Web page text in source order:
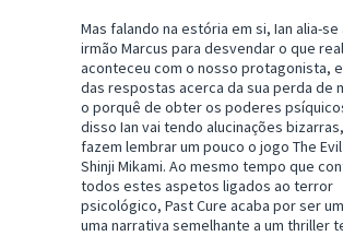
Mas falando na estória em si, Ian alia-se
irmão Marcus para desvendar o que
aconteceu com o nosso protagonista,
das respostas acerca da sua perda de
o porquê de obter os poderes
disso Ian vai tendo alucinações
fazem lembrar um pouco o jogo The
Shinji Mikami. Ao mesmo tempo que
todos estes aspetos ligados ao terror
psicológico, Past Cure acaba por ser
uma narrativa semelhante a um thriller